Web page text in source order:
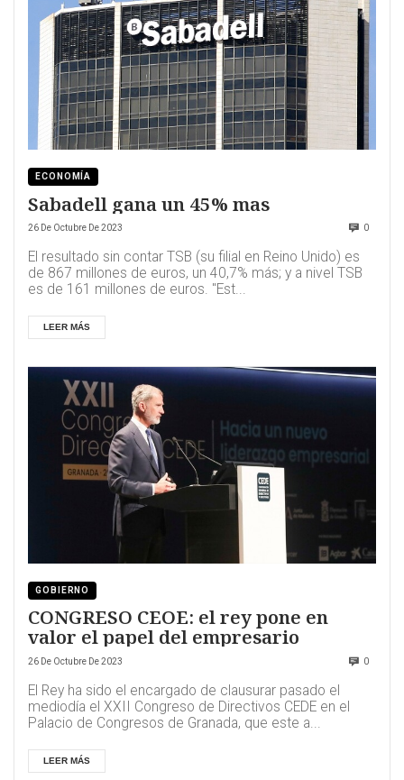
ECONOMÍA
Sabadell gana un 45% mas
26 De Octubre De 2023 0
El resultado sin contar TSB (su filial en Reino Unido) es
de 867 millones de euros, un 40,7% más; y a nivel TSB
es de 161 millones de euros. "Est...
LEER MÁS
GOBIERNO
CONGRESO CEOE: el rey pone en
valor el papel del empresario
26 De Octubre De 2023 0
El Rey ha sido el encargado de clausurar pasado el
mediodía el XXII Congreso de Directivos CEDE en el
Palacio de Congresos de Granada, que este a...
LEER MÁS